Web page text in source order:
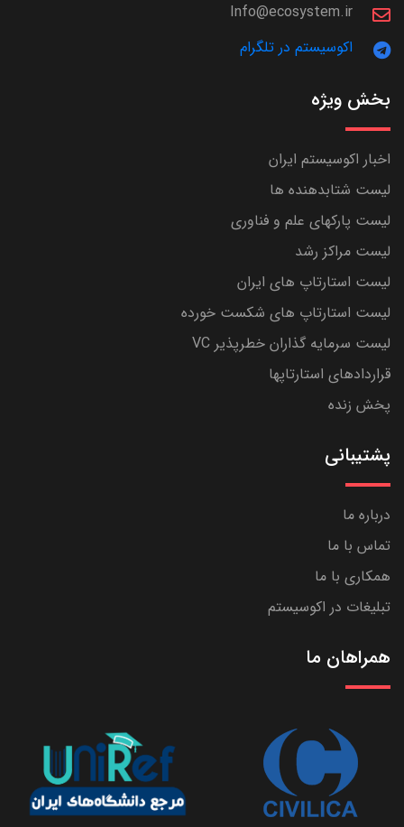
Info@ecosystem.ir
اکوسیستم در تلگرام
بخش ویژه
اخبار اکوسیستم ایران
لیست شتابدهنده ها
لیست پارکهای علم و فناوری
لیست مراکز رشد
لیست استارتاپ های ایران
لیست استارتاپ های شکست خورده
لیست سرمایه گذاران خطرپذیر VC
قراردادهای استارتاپها
پخش زنده
پشتیبانی
درباره ما
تماس با ما
همکاری با ما
تبلیغات در اکوسیستم
همراهان ما